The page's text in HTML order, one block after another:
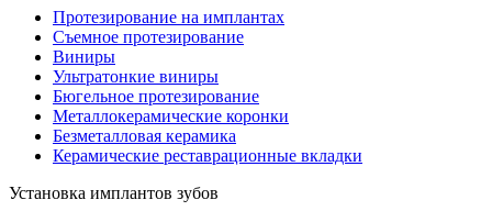
Протезирование на имплантах
Съемное протезирование
Виниры
Ультратонкие виниры
Бюгельное протезирование
Металлокерамические коронки
Безметалловая керамика
Керамические реставрационные вкладки
Установка имплантов зубов